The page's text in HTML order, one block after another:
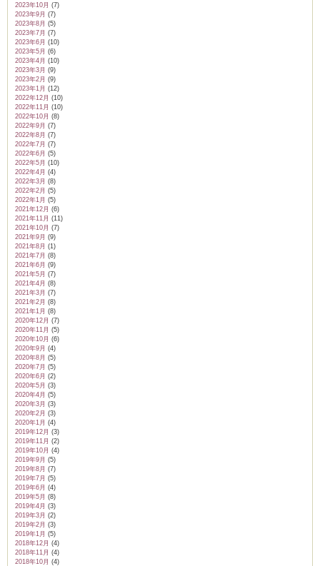
2023年10月 (7)
2023年9月 (7)
2023年8月 (5)
2023年7月 (7)
2023年6月 (10)
2023年5月 (6)
2023年4月 (10)
2023年3月 (9)
2023年2月 (9)
2023年1月 (12)
2022年12月 (10)
2022年11月 (10)
2022年10月 (8)
2022年9月 (7)
2022年8月 (7)
2022年7月 (7)
2022年6月 (5)
2022年5月 (10)
2022年4月 (4)
2022年3月 (8)
2022年2月 (5)
2022年1月 (5)
2021年12月 (6)
2021年11月 (11)
2021年10月 (7)
2021年9月 (9)
2021年8月 (1)
2021年7月 (8)
2021年6月 (9)
2021年5月 (7)
2021年4月 (8)
2021年3月 (7)
2021年2月 (8)
2021年1月 (8)
2020年12月 (7)
2020年11月 (5)
2020年10月 (6)
2020年9月 (4)
2020年8月 (5)
2020年7月 (5)
2020年6月 (2)
2020年5月 (3)
2020年4月 (5)
2020年3月 (3)
2020年2月 (3)
2020年1月 (4)
2019年12月 (3)
2019年11月 (2)
2019年10月 (4)
2019年9月 (5)
2019年8月 (7)
2019年7月 (5)
2019年6月 (4)
2019年5月 (8)
2019年4月 (3)
2019年3月 (2)
2019年2月 (3)
2019年1月 (5)
2018年12月 (4)
2018年11月 (4)
2018年10月 (4)